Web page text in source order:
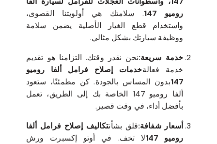
روميو 147
. سلامتك هي أولويتنا القصوى،
واستخدام قطع الغيار الأصلية يضمن سلامة
ووظيفة سيارتك بشكل مثالي.
خدمة سريعة:نحن نقدر وقتك. التزامنا هو تقديم
خدمة فعالةخدمات إصلاح فرامل ألفا روميو
147بدون المساس بالجودة. كن مطمئنًا، ستعود
ألفا روميو 147 الخاصة بك إلى الطريق، تعمل
بأفضل أداء، في وقت قصير.
أسعار شفافة:قلق بشأنتكاليف إصلاح فرامل ألفا
روميو 147
لا تخف. في أوتو إكسبرت ورش